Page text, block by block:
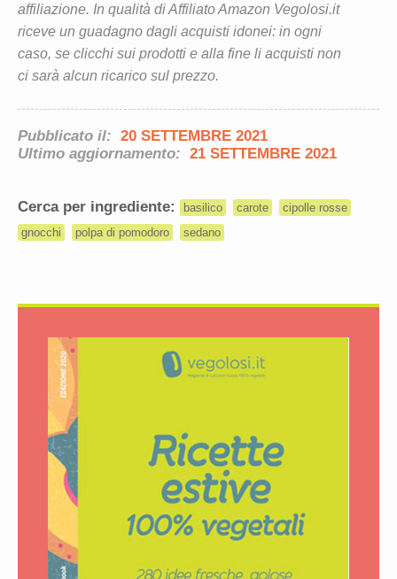
affiliazione. In qualità di Affiliato Amazon Vegolosi.it
riceve un guadagno dagli acquisti idonei: in ogni
caso, se clicchi sui prodotti e alla fine li acquisti non
ci sarà alcun ricarico sul prezzo.
Pubblicato il: 20 SETTEMBRE 2021
Ultimo aggiornamento: 21 SETTEMBRE 2021
Cerca per ingrediente: basilico carote
cipolle rosse
gnocchi
polpa di pomodoro sedano